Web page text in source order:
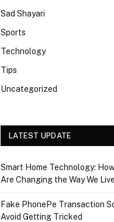
Sad Shayari
Sports
Technology
Tips
Uncategorized
LATEST UPDATE
Smart Home Technology:
Are Changing the Way We Live
Fake PhonePe Transaction
Avoid Getting Tricked